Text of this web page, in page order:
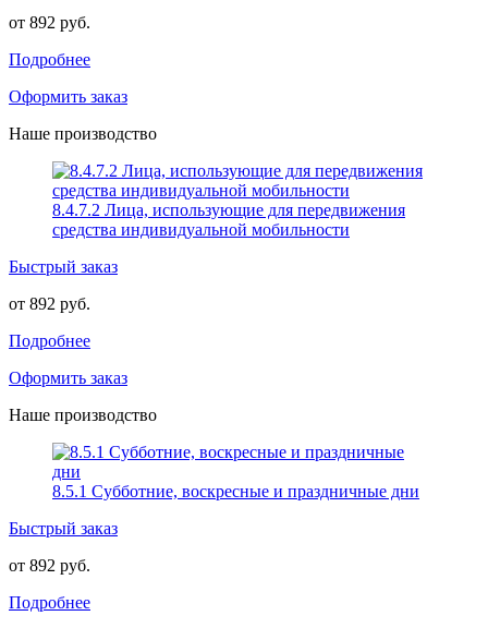
от 892 руб.
Подробнее
Оформить заказ
Наше производство
8.4.7.2 Лица, использующие для передвижения
средства индивидуальной мобильности
Быстрый заказ
от 892 руб.
Подробнее
Оформить заказ
Наше производство
8.5.1 Субботние, воскресные и праздничные дни
Быстрый заказ
от 892 руб.
Подробнее